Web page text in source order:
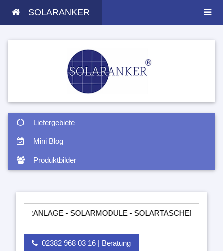
SOLARANKER
Liefergebiete
Mini Blog
Produktbilder
- SOLARMODULE - SOLARTASCHEN -
02382 968 03 16 | Beratung